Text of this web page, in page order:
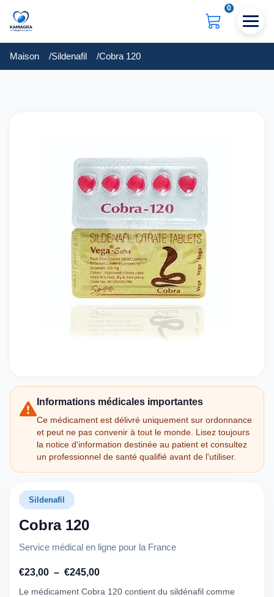
0
Maison Sildenafil Cobra 120
Informations médicales importantes
Ce médicament est délivré uniquement sur ordonnance
et peut ne pas convenir à tout le monde. Lisez toujours
la notice d'information destinée au patient et consultez
un professionnel de santé qualifié avant de l'utiliser.
Sildenafil
Cobra 120
Service médical en ligne pour la France
€23,00 – €245,00Plage
de
Le médicament Cobra 120 contient du sildénafil comme